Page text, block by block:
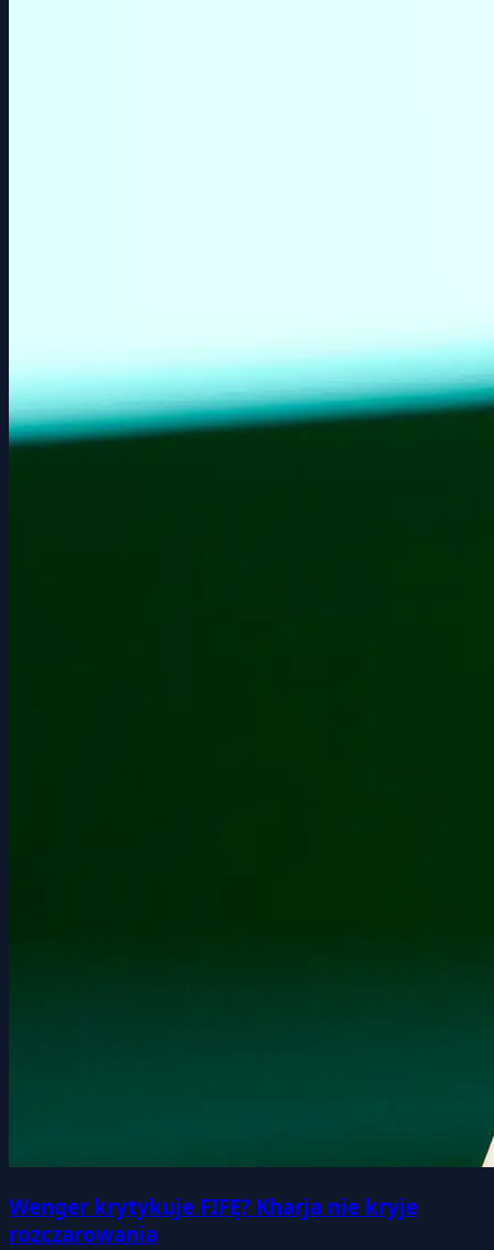
Wenger krytykuje FIFĘ? Kharja nie kryje
rozczarowania